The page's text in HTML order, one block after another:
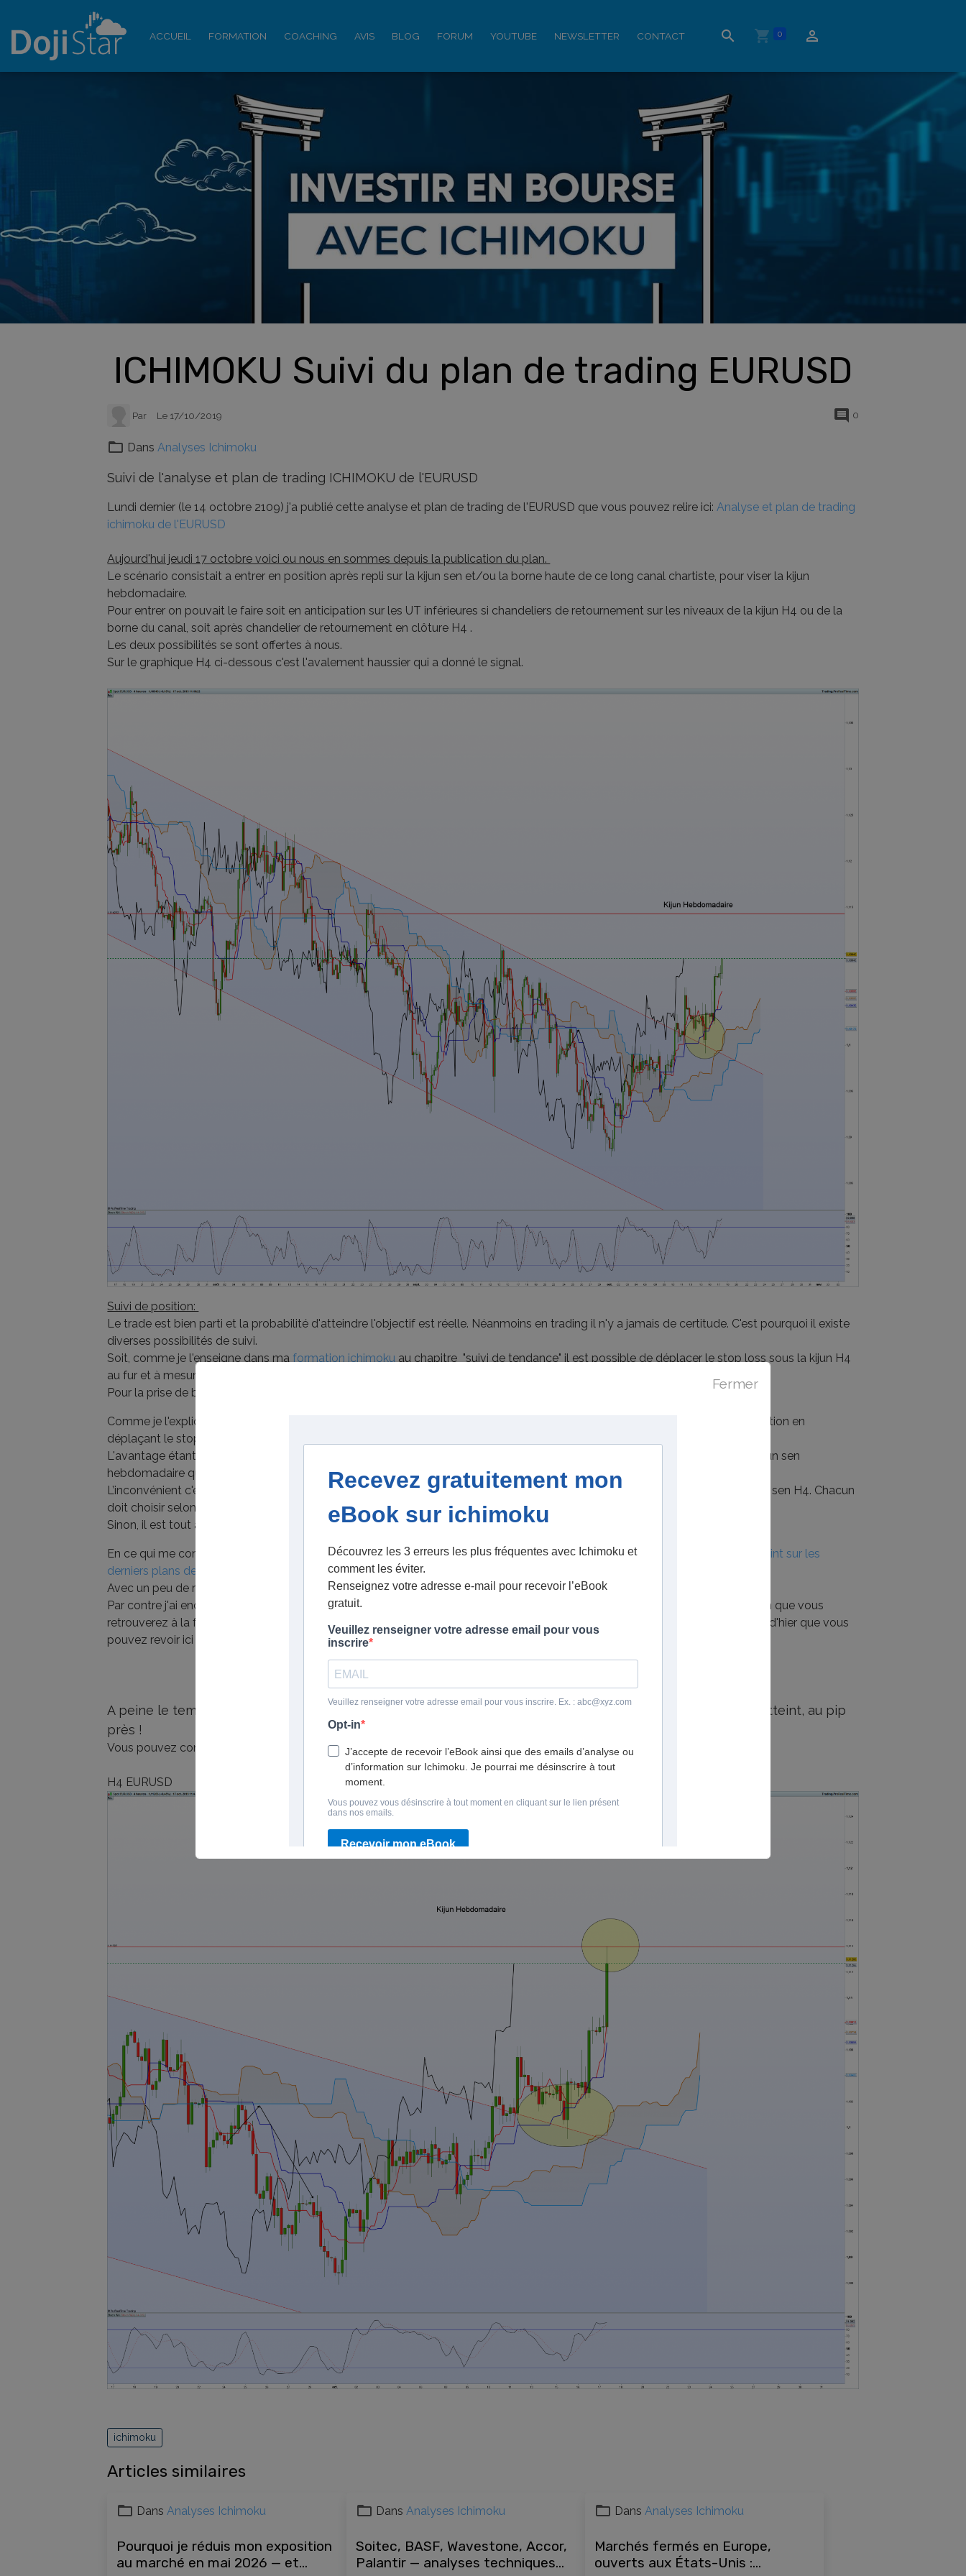
ACCUEIL FORMATION COACHING AVIS BLOG FORUM YOUTUBE NEWSLETTER CONTACT 0
ICHIMOKU Suivi du plan de trading EURUSD
Par Le 17/10/2019 0
DansAnalyses Ichimoku
Suivi de l'analyse et plan de trading ICHIMOKU de l'EURUSD
Lundi dernier (le 14 octobre 2109) j'a publié cette analyse et plan de trading de l'EURUSD que vous pouvez relire ici:Analyse et plan de trading
ichimoku de l'EURUSD
Aujourd'hui jeudi 17 octobre voici ou nous en sommes depuis la publication du plan.
Le scénario consistait a entrer en position après repli sur la kijun sen et/ou la borne haute de ce long canal chartiste, pour viser la kijun
hebdomadaire.
Pour entrer on pouvait le faire soit en anticipation sur les UT inférieures si chandeliers de retournement sur les niveaux de la kijun H4 ou de la
borne du canal, soit après chandelier de retournement en clôture H4 .
Les deux possibilités se sont offertes à nous.
Sur le graphique H4 ci-dessous c'est l'avalement haussier qui a donné le signal.
Suivi de position:
Le trade est bien parti et la probabilité d'atteindre l'objectif est réelle. Néanmoins en trading il n'y a jamais de certitude. C'est pourquoi il existe
diverses possibilités de suivi.
Soit, comme je l'enseigne dans maformation ichimoku au chapitre "suivi de tendance" il est possible de déplacer le stop loss sous la kijun H4
au fur et à mesure de sa remontée, soit de passer le stop au break even.
Pour la prise de bénéfice c'est pareil, deux possibilités s'offrent à nous:
Comme je l'explique dans le chapitre KIJUN SEN de la formation ichimoku, on peut retirer le "take profit" et laisser courir la position en
déplaçant le stop sous la kijun au fur et à mesure de sa remontée.
L'avantage étant que cette méthodologie peut nous permettre d'entrer dans un long suivi de tendance allant au delà de la kijun sen
hebdomadaire que j'avais fixé comme objectif.
L’inconvénient c'est que nous pouvons assister à un rejet des prix par la kijun sen hebdo et un repli de ces derniers sous la kijun sen H4. Chacun
doit choisir selon sa façon de trader et sa personnalité.
Sinon, il est tout a fait possible (si les prix veulent bien y aller) d'encaisser les bénéfices sur l'objectif de la kijun weekly.
En ce qui me concerne, je ne suis plus dedans et j'explique pourquoi dans mon billet précédent que vous pouvez lire ici :
Le point sur les
derniers plans de trading ichimoku
Avec un peu de regrets toutefois, tellement le plan se déroule à merveille.
Par contre j'ai encaissé les bénéfices sur le DAX et je suis toujours en position sur le DOWJONES pour suivre le scénario et plan que vous
retrouverez à la fois sur ce billet
Mon plan de trading SP500 et DOWJONES
et détaillé en vidéo lors de ma revue de marché d'hier que vous
pouvez revoir ici :
Revue de marché ichimpoku du mercredi 16 octobre 2019 ​
A peine le temps de rédiger le billet que je viens de constater que l'objectif de la kijun Hebdo vient d'être atteint, au pip
près !
Vous pouvez constater la diabolique précision de l'ichimoku Kinko hyo !
H4 EURUSD
ichimoku
Articles similaires
Dans Analyses Ichimoku
Pourquoi je réduis mon exposition
au marché en mai 2026 — et
Dans Analyses Ichimoku
Soitec, BASF, Wavestone, Accor,
Palantir — analyses techniques
Dans Analyses Ichimoku
Marchés fermés en Europe,
ouverts aux États-Unis :
Fermer